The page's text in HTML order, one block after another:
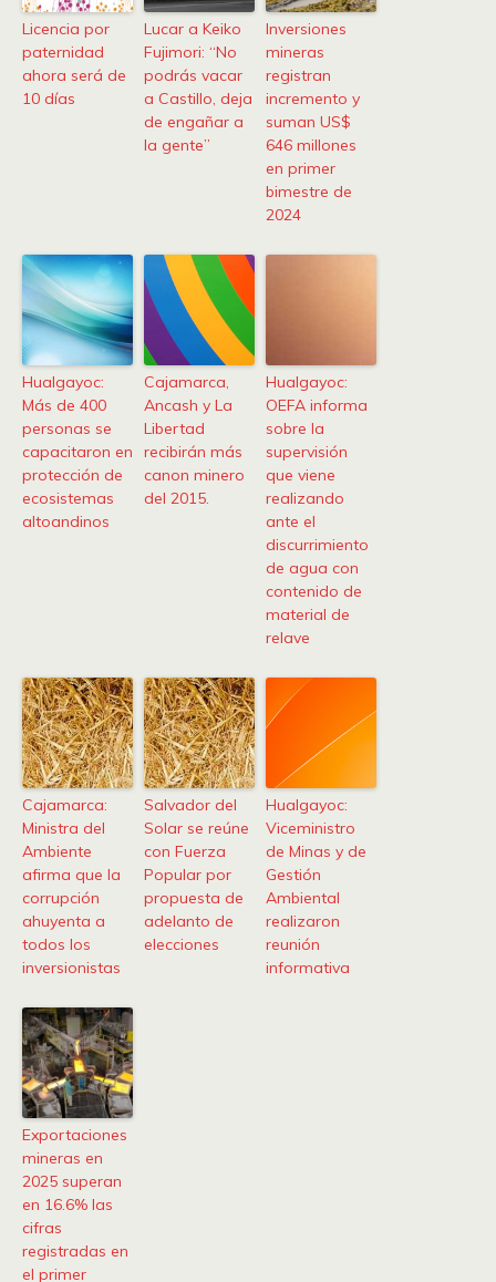
Licencia por
paternidad
ahora será de
10 días
Lucar a Keiko
Fujimori: “No
podrás vacar
a Castillo, deja
de engañar a
la gente”
Inversiones
mineras
registran
incremento y
suman US$
646 millones
en primer
bimestre de
2024
Hualgayoc:
Más de 400
personas se
capacitaron en
protección de
ecosistemas
altoandinos
Cajamarca,
Ancash y La
Libertad
recibirán más
canon minero
del 2015.
Hualgayoc:
OEFA informa
sobre la
supervisión
que viene
realizando
ante el
discurrimiento
de agua con
contenido de
material de
relave
Cajamarca:
Ministra del
Ambiente
afirma que la
corrupción
ahuyenta a
todos los
inversionistas
Salvador del
Solar se reúne
con Fuerza
Popular por
propuesta de
adelanto de
elecciones
Hualgayoc:
Viceministro
de Minas y de
Gestión
Ambiental
realizaron
reunión
informativa
Exportaciones
mineras en
2025 superan
en 16.6% las
cifras
registradas en
el primer